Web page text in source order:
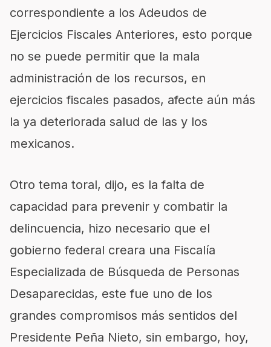
correspondiente a los Adeudos de
Ejercicios Fiscales Anteriores, esto porque
no se puede permitir que la mala
administración de los recursos, en
ejercicios fiscales pasados, afecte aún más
la ya deteriorada salud de las y los
mexicanos.
Otro tema toral, dijo, es la falta de
capacidad para prevenir y combatir la
delincuencia, hizo necesario que el
gobierno federal creara una Fiscalía
Especializada de Búsqueda de Personas
Desaparecidas, este fue uno de los
grandes compromisos más sentidos del
Presidente Peña Nieto, sin embargo, hoy,